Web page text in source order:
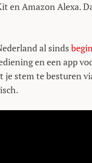
en Amazon Alexa.
al sinds
en een app
je stem te besturen